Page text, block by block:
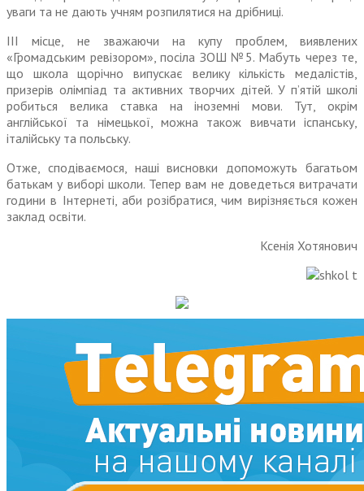
уваги та не дають учням розпилятися на дрібниці.
III місце, не зважаючи на купу проблем, виявлених
«Громадським ревізором», посіла ЗОШ №5. Мабуть через те,
що школа щорічно випускає велику кількість медалістів,
призерів олімпіад та активних творчих дітей. У п’ятій школі
робиться велика ставка на іноземні мови. Тут, окрім
англійської та німецької, можна також вивчати іспанську,
італійську та польську.
Отже, сподіваємося, наші висновки допоможуть багатьом
батькам у виборі школи. Тепер вам не доведеться витрачати
годинив Інтернеті, аби розібратися, чим вирізняється кожен
заклад освіти.
Ксенія Хотянович